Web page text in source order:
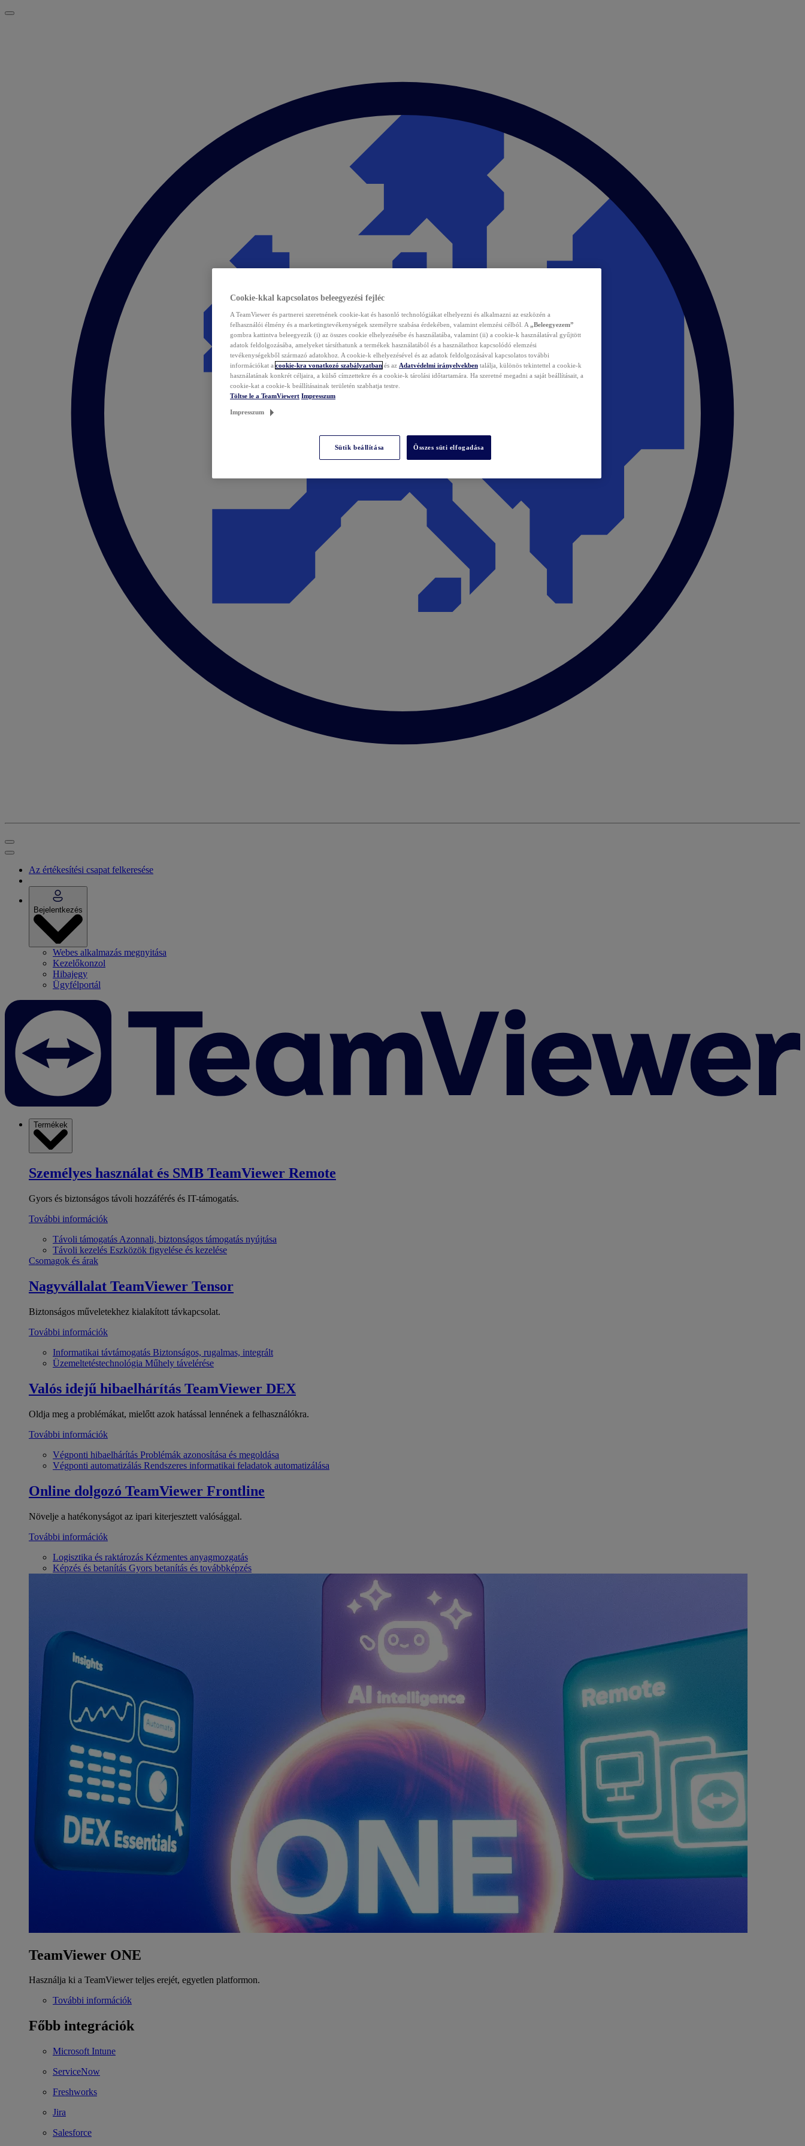
Az értékesítési csapat felkeresése
Bejelentkezés
Webes alkalmazás megnyitása
Kezelőkonzol
Hibajegy
Ügyfélportál
Termékek
Személyes használat és SMB TeamViewer Remote
Gyors és biztonságos távoli hozzáférés és IT-támogatás.
További információk
Távoli támogatás Azonnali, biztonságos támogatás nyújtása
Távoli kezelés Eszközök figyelése és kezelése
Csomagok és árak
Nagyvállalat TeamViewer Tensor
Biztonságos műveletekhez kialakított távkapcsolat.
További információk
Informatikai távtámogatás Biztonságos, rugalmas, integrált
Üzemeltetéstechnológia Műhely távelérése
Valós idejű hibaelhárítás TeamViewer DEX
Oldja meg a problémákat, mielőtt azok hatással lennének a felhasználókra.
További információk
Végponti hibaelhárítás Problémák azonosítása és megoldása
Végponti automatizálás Rendszeres informatikai feladatok automatizálása
Online dolgozó TeamViewer Frontline
Növelje a hatékonyságot az ipari kiterjesztett valósággal.
További információk
Logisztika és raktározás Kézmentes anyagmozgatás
Képzés és betanítás Gyors betanítás és továbbképzés
TeamViewer ONE
Használja ki a TeamViewer teljes erejét, egyetlen platformon.
További információk
Főbb integrációk
Microsoft Intune
ServiceNow
Freshworks
Jira
Salesforce
Cookie-kkal kapcsolatos beleegyezési fejléc
A TeamViewer és partnerei szeretnének cookie-kat és hasonló technológiákat elhelyezni és alkalmazni az eszközén a
felhasználói élmény és a marketingtevékenységek személyre szabása érdekében, valamint elemzési célból. A „Beleegyezem”
gombra kattintva beleegyezik (i) az összes cookie elhelyezésébe és használatába, valamint (ii) a cookie-k használatával gyűjtött
adatok feldolgozásába, amelyeket társíthatunk a termékek használatából és a használathoz kapcsolódó elemzési
tevékenységekből származó adatokhoz. A cookie-k elhelyezésével és az adatok feldolgozásával kapcsolatos további
információkat a cookie-kra vonatkozó szabályzatban és az Adatvédelmi irányelvekben találja, különös tekintettel a cookie-k
használatának konkrét céljaira, a külső címzettekre és a cookie-k tárolási időtartamára. Ha szeretné megadni a saját beállításait, a
cookie-kat a cookie-k beállításainak területén szabhatja testre.
Töltse le a TeamViewert Impresszum
Impresszum
Sütik beállítása Összes süti elfogadása